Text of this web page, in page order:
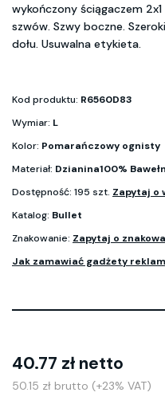
wykończony ściągaczem
szwów. Szwy boczne.
dołu. Usuwalna etykieta.
Kod produktu: R6560D83
Wymiar: L
Kolor: Pomarańczowy ognisty
Materiał: Dzianina100%
Dostępność: 195 szt. Zapytaj o
Katalog: Bullet
Znakowanie: Zapytaj o
Jak zamawiać gadżety
40.77 zł netto
50.15 zł brutto (+23% VAT)